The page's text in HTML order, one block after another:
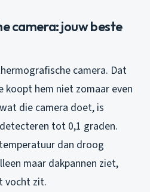
camera: jouw beste
camera. Dat
koopt hem niet zomaar even
die camera doet, is
tot 0,1 graden.
dan droog
maar dakpannen ziet,
vocht zit.